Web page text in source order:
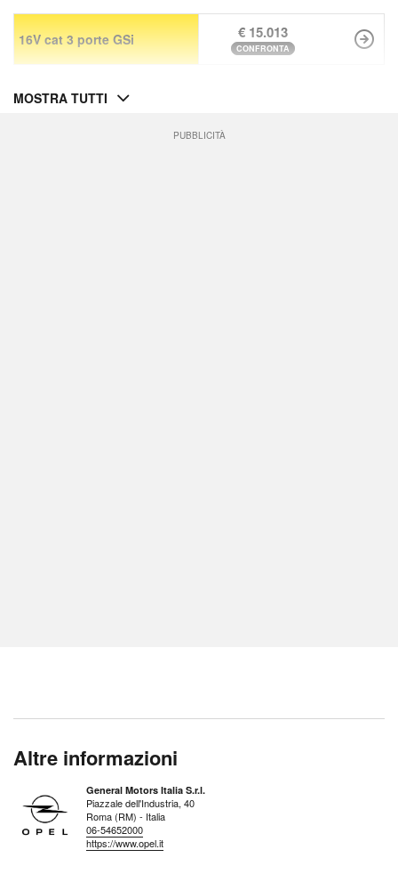
16V cat 3 porte GSi € 15.013
CONFRONTA
MOSTRA TUTTI
PUBBLICITÀ
Altre informazioni
General Motors Italia S.r.l.
Piazzale dell'Industria, 40
Roma (RM) - Italia
06-54652000
https://www.opel.it